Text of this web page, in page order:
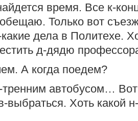
время. Все к-
Только вот
дела в Политехе.
д-дядю
А когда поедем?
тренним автобусом…
выбраться. Хоть какой